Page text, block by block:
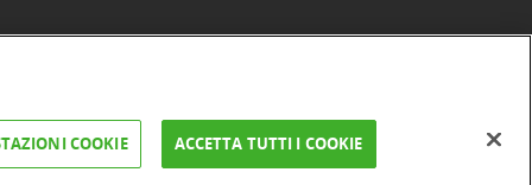
| | | | |
FAQ e Sicurezza
COOKIE ACCETTA TUTTI I COOKIE